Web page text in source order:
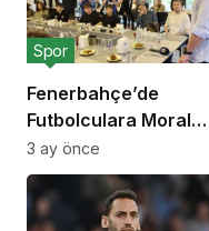
Fenerbahçe’de
Futbolculara Moral
Yemeği!
Spor
3 ay önce